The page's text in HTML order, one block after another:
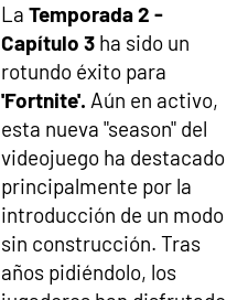
La Temporada 2 -
Capítulo 3 ha sido un
rotundo éxito para
'Fortnite'. Aún en activo,
esta nueva "season" del
videojuego ha destacado
principalmente por la
introducción de un modo
sin construcción. Tras
años pidiéndolo, los